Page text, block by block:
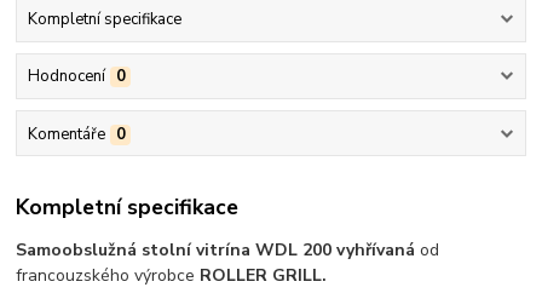
Kompletní specifikace
Hodnocení 0
Komentáře 0
Kompletní specifikace
Samoobslužná stolní vitrína WDL 200 vyhřívaná od
francouzského výrobce ROLLER GRILL.